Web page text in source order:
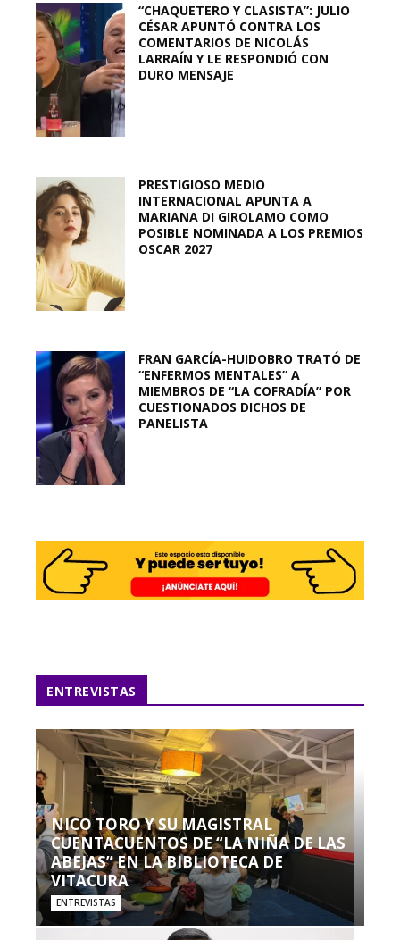
“CHAQUETERO Y CLASISTA”: JULIO
CÉSAR APUNTÓ CONTRA LOS
COMENTARIOS DE NICOLÁS
LARRAÍN Y LE RESPONDIÓ CON
DURO MENSAJE
PRESTIGIOSO MEDIO
INTERNACIONAL APUNTA A
MARIANA DI GIROLAMO COMO
POSIBLE NOMINADA A LOS PREMIOS
OSCAR 2027
FRAN GARCÍA-HUIDOBRO TRATÓ DE
“ENFERMOS MENTALES” A
MIEMBROS DE “LA COFRADÍA” POR
CUESTIONADOS DICHOS DE
PANELISTA
ENTREVISTAS
NICO TORO Y SU MAGISTRAL
CUENTACUENTOS DE “LA NIÑA DE LAS
ABEJAS” EN LA BIBLIOTECA DE
VITACURA
ENTREVISTAS